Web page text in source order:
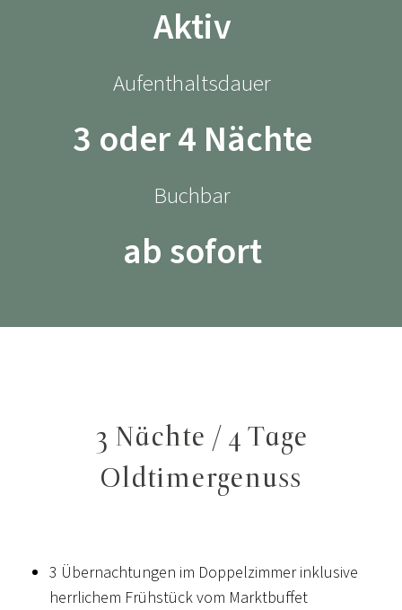
Aktiv
Aufenthaltsdauer
3 oder 4 Nächte
Buchbar
ab sofort
3 Nächte / 4 Tage
Oldtimergenuss
3 Übernachtungen im Doppelzimmer inklusive
herrlichem Frühstück vom Marktbuffet